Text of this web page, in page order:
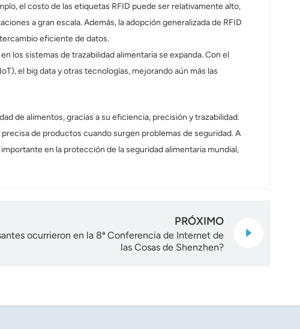
el costo de las etiquetas RFID puede ser relativamente alto,
a gran escala. Además, la adopción generalizada de RFID
eficiente de datos.
los sistemas de trazabilidad alimentaria se expanda. Con el
el big data y otras tecnologías, mejorando aún más las
de alimentos, gracias a su eficiencia, precisión y trazabilidad.
de productos cuando surgen problemas de seguridad. A
en la protección de la seguridad alimentaria mundial,
PRÓXIMO
ocurrieron en la 8ª Conferencia de Internet de
las Cosas de Shenzhen?